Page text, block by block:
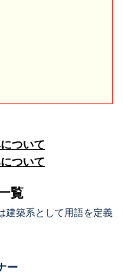
ついて
ついて
覧
建築系として用語を定義
ー